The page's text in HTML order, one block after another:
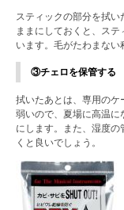
スティックの部分を拭
ままにしておくと、ス
います。毛がたわまない
③チェロを保管する
拭いたあとは、専用のケ
弱いので、夏場に高温に
にします。また、湿度
くと良いでしょう。